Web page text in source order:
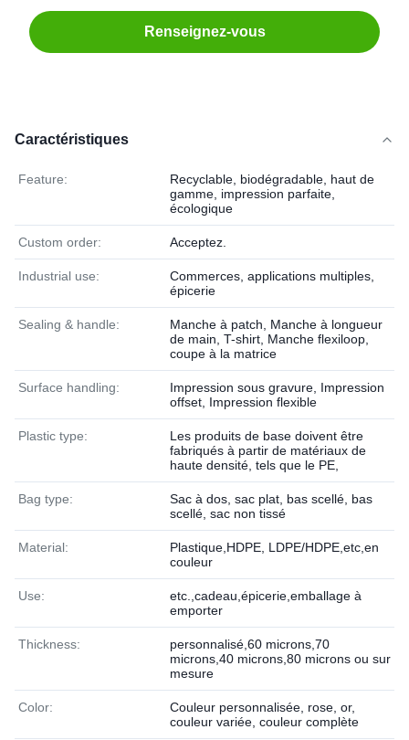
Renseignez-vous
Caractéristiques
Feature:
Recyclable, biodégradable, haut de
gamme, impression parfaite,
écologique
Custom order: Acceptez.
Industrial use:
Commerces, applications multiples,
épicerie
Sealing & handle:
Manche à patch, Manche à longueur
de main, T-shirt, Manche flexiloop,
coupe à la matrice
Surface handling:
Impression sous gravure, Impression
offset, Impression flexible
Plastic type:
Les produits de base doivent être
fabriqués à partir de matériaux de
haute densité, tels que le PE,
Bag type:
Sac à dos, sac plat, bas scellé, bas
scellé, sac non tissé
Material:
Plastique,HDPE, LDPE/HDPE,etc,en
couleur
Use:
etc.,cadeau,épicerie,emballage à
emporter
Thickness:
personnalisé,60 microns,70
microns,40 microns,80 microns ou sur
mesure
Color:
Couleur personnalisée, rose, or,
couleur variée, couleur complète